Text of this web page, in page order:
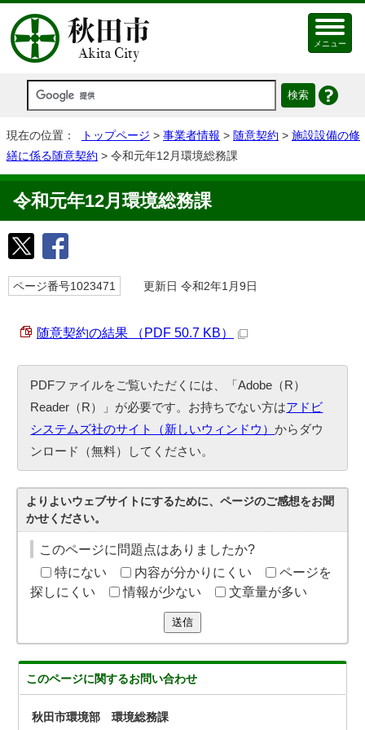
メニュー
現在の位置： トップページ > 事業者情報 > 随意契約 > 施設設備の修
繕に係る随意契約 > 令和元年12月環境総務課
令和元年12月環境総務課
ページ番号1023471 更新日 令和2年1月9日
随意契約の結果 （PDF 50.7 KB）
PDFファイルをご覧いただくには、「Adobe（R）
Reader（R）」が必要です。お持ちでない方はアドビ
システムズ社のサイト（新しいウィンドウ）からダウ
ンロード（無料）してください。
よりよいウェブサイトにするために、ページのご感想をお聞
かせください。
このページに問題点はありましたか?
特にない
内容が分かりにくい
ページを
探しにくい
情報が少ない 文章量が多い
送信
このページに関するお問い合わせ
秋田市環境部 環境総務課